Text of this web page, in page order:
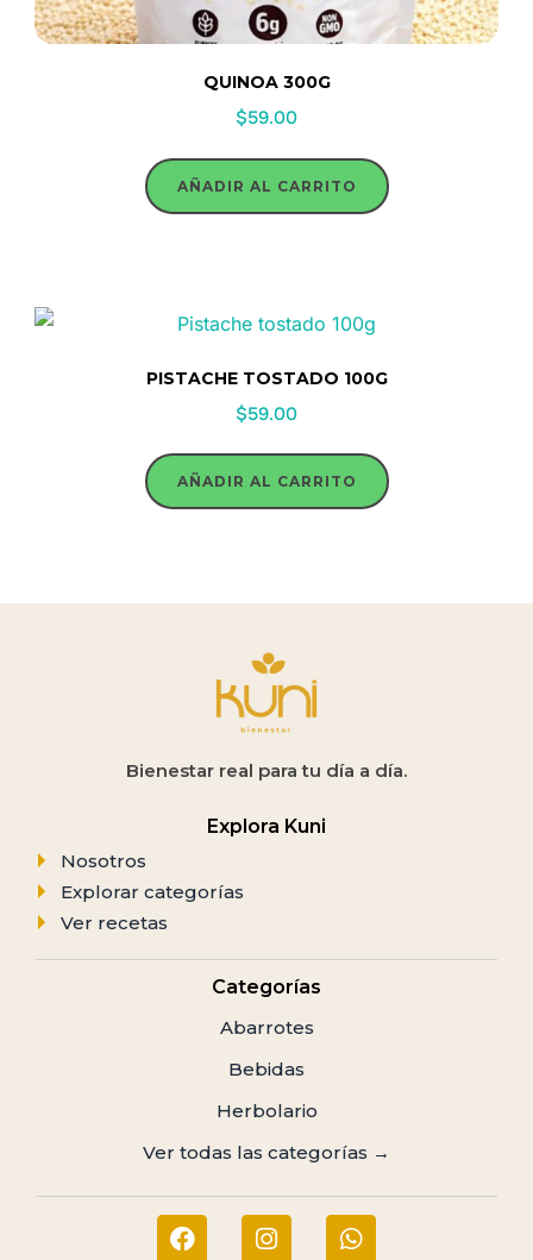
QUINOA 300G
$59.00
AÑADIR AL CARRITO
PISTACHE TOSTADO 100G
$59.00
AÑADIR AL CARRITO
Bienestar real para tu día a día.
Explora Kuni
Nosotros
Explorar categorías
Ver recetas
Categorías
Abarrotes
Bebidas
Herbolario
Ver todas las categorías →